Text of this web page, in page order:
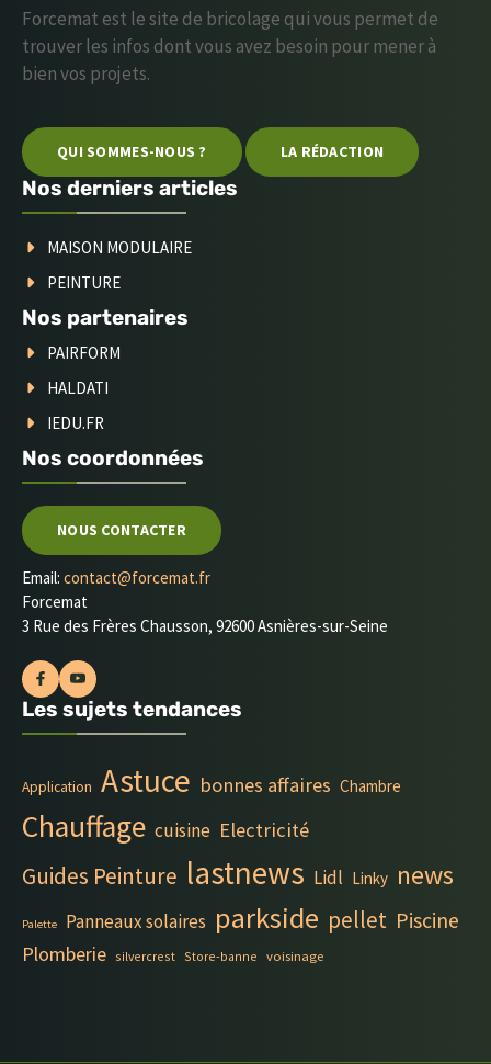
Forcemat est le site de bricolage qui vous permet de
trouver les infos dont vous avez besoin pour mener à
bien vos projets.
QUI SOMMES-NOUS ? LA RÉDACTION
Nos derniers articles
MAISON MODULAIRE
PEINTURE
Nos partenaires
PAIRFORM
HALDATI
IEDU.FR
Nos coordonnées
NOUS CONTACTER
Email: contact@forcemat.fr
Forcemat
3 Rue des Frères Chausson, 92600 Asnières-sur-Seine
Les sujets tendances
Application Astuce bonnes affaires Chambre
Chauffage cuisine Electricité
Guides Peinture lastnews Lidl Linky news
Palette Panneaux solaires parkside pellet Piscine
Plomberie silvercrest Store-banne voisinage